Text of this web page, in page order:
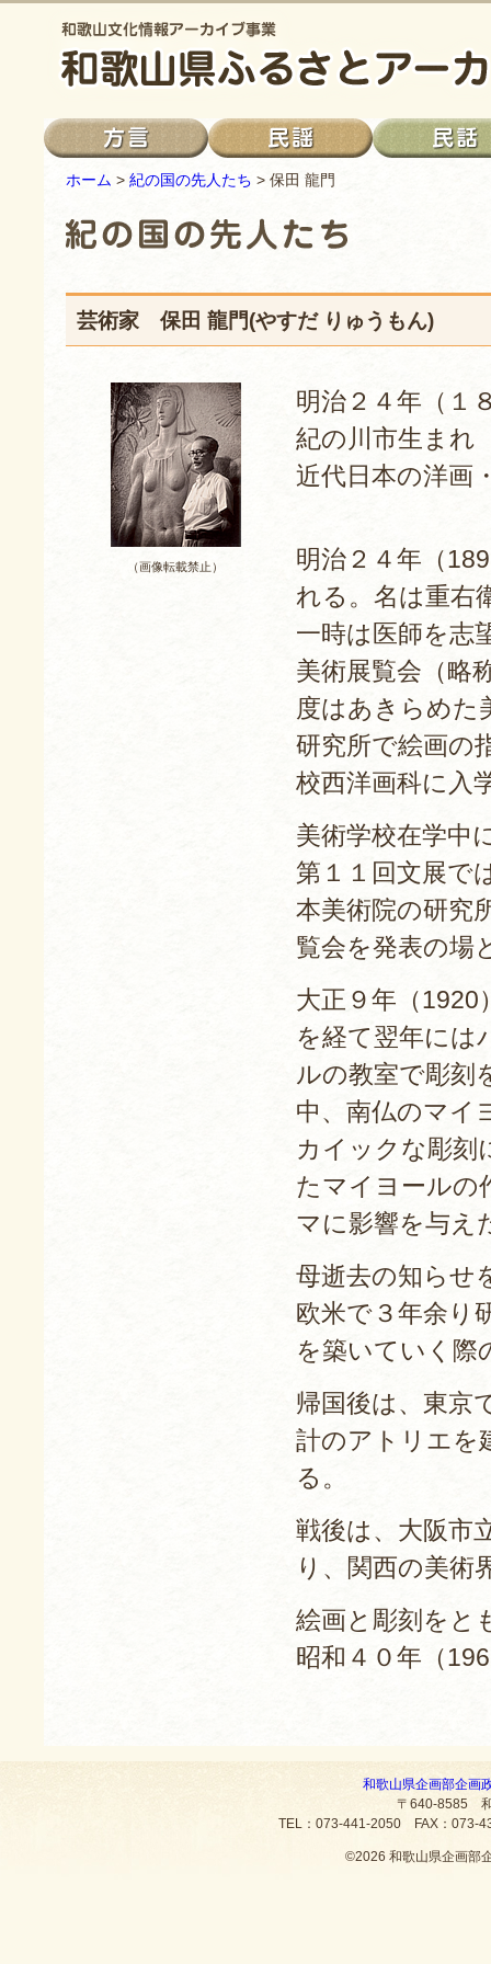
ホーム > 紀の国の先人たち > 保田 龍門
芸術家 保田 龍門(やすだ りゅうもん)
明治２４年（１
紀の川市生まれ
近代日本の洋画
明治２４年（
れる。名は重右
一時は医師を志
美術展覧会（略
度はあきらめた
研究所で絵画の
校西洋画科に入
美術学校在学中
第１１回文展で
本美術院の研究
覧会を発表の場
大正９年（
を経て翌年には
ルの教室で彫刻
中、南仏のマイ
カイックな彫刻
たマイヨールの
マに影響を与え
母逝去の知らせ
欧米で３年余り
を築いていく際
帰国後は、東京
計のアトリエを
る。
戦後は、大阪市
り、関西の美術
絵画と彫刻をと
昭和４０年（
（画像転載禁止）
和歌山県企画部企画
〒640-8585
TEL：073-441-2050 FAX：073-
©2026 和歌山県企画部